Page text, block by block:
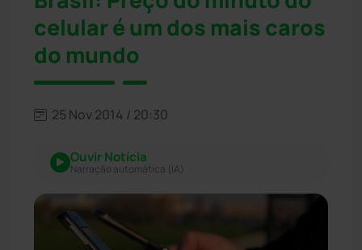
celular é um dos mais caros
do mundo
25 Nov 2014 / 20:30
Ouvir Notícia
Narração automática (IA)